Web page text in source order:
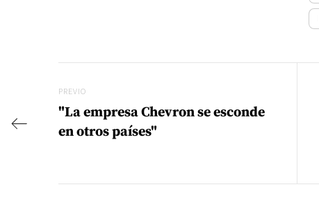
Previo
PREVIO
"La empresa Chevron se esconde
en otros países"